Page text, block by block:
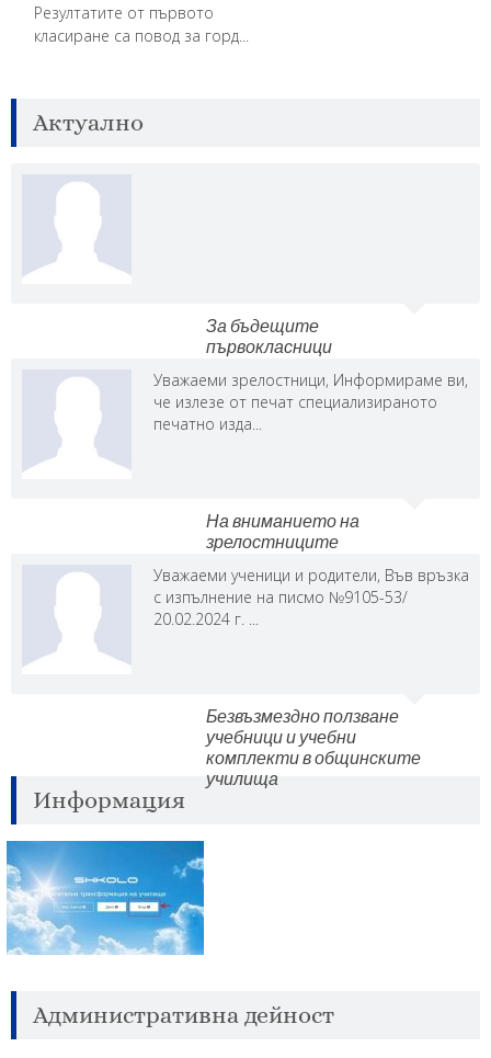
Резултатите от първото
класиране са повод за горд...
Актуално
За бъдещите
първокласници
Уважаеми зрелостници, Информираме ви,
че излезе от печат специализираното
печатно изда...
На вниманието на
зрелостниците
Уважаеми ученици и родители, Във връзка
с изпълнение на писмо №9105-53/
20.02.2024 г. ...
Безвъзмездно ползване
учебници и учебни
комплекти в общинските
училища
Информация
Административна дейност